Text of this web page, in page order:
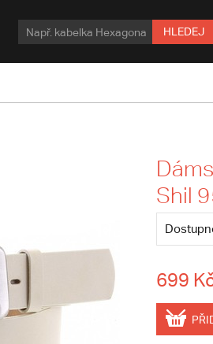
HLEDEJ
Shil
699